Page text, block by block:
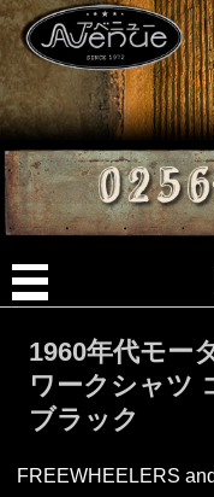
1960年代モー
ワークシャツ
ブラック
FREEWHEELERS